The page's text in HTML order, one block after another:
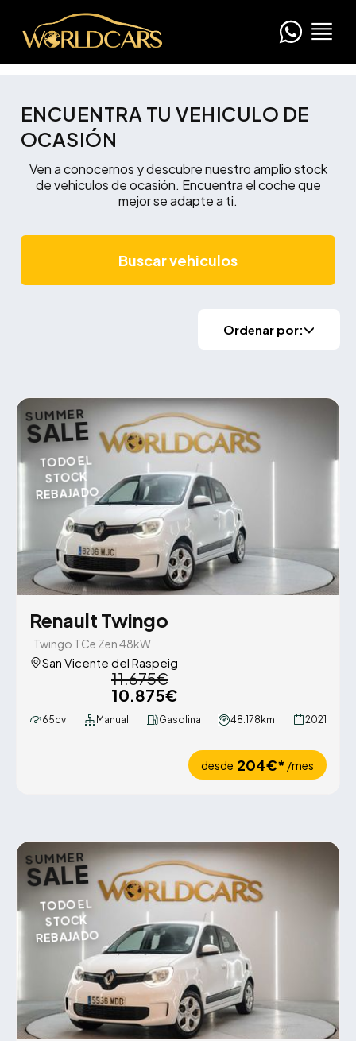
ENCUENTRA TU VEHICULO DE
OCASIÓN
Ven a conocernos y descubre nuestro amplio stock
de vehiculos de ocasión. Encuentra el coche que
mejor se adapte a ti.
Buscar vehiculos
Ordenar por:
SUMMER
SALE
TODO EL
STOCK
REBAJADO
Renault Twingo
Twingo TCe Zen 48kW
San Vicente del Raspeig
11.675€
10.875€
65cv Manual Gasolina 48.178km 2021
desde 204€* /mes
SUMMER
SALE
TODO EL
STOCK
REBAJADO